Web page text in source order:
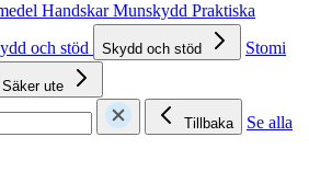
HandskarMunskydd Praktiska
och stöd Skydd och stöd
Stomi
Säker ute
Tillbaka
Se alla